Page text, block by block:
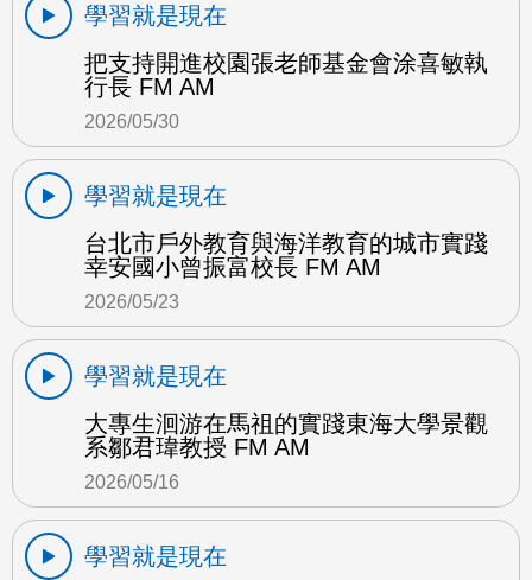
學習就是現在
把支持開進校園張老師基金會涂喜敏執
行長 FM AM
2026/05/30
學習就是現在
台北市戶外教育與海洋教育的城市實踐
幸安國小曾振富校長 FM AM
2026/05/23
學習就是現在
大專生洄游在馬祖的實踐東海大學景觀
系鄒君瑋教授 FM AM
2026/05/16
學習就是現在